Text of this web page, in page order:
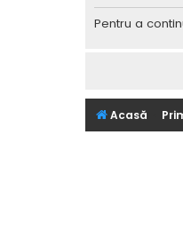
Pentru a
Acasă